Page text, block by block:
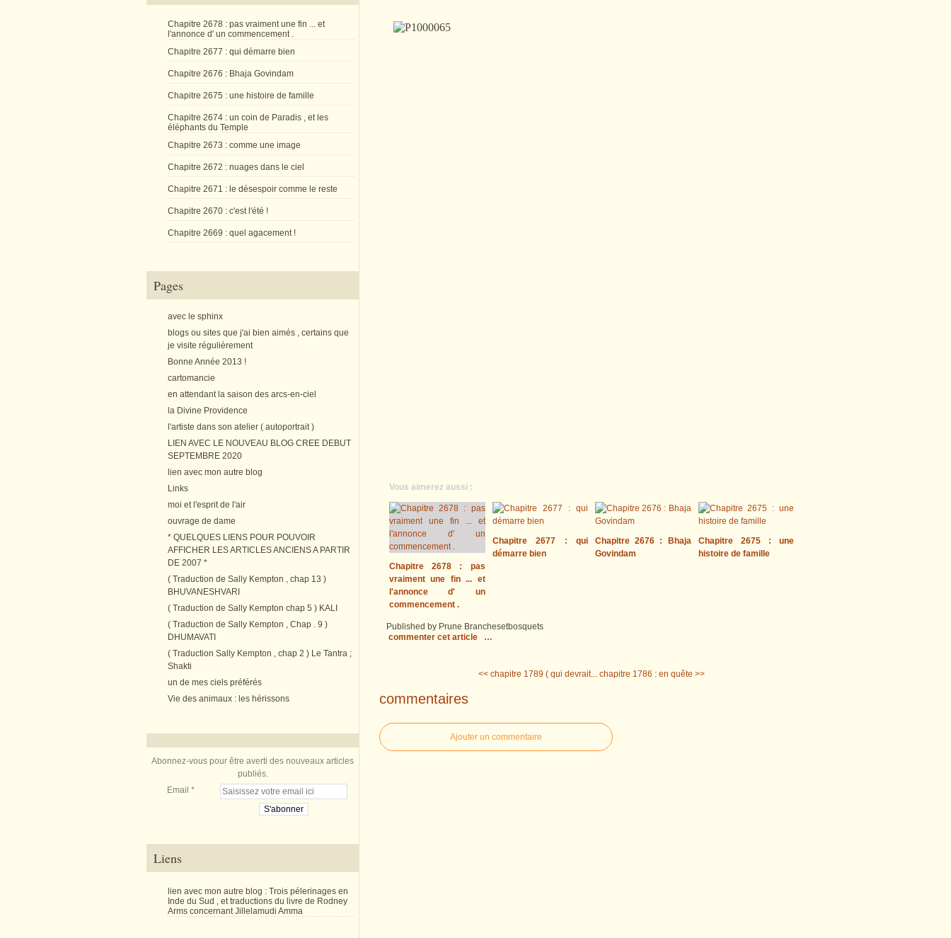
Chapitre 2678 : pas vraiment une fin ... et
l'annonce d' un commencement .
Chapitre 2677 : qui démarre bien
Chapitre 2676 : Bhaja Govindam
Chapitre 2675 : une histoire de famille
Chapitre 2674 : un coin de Paradis , et les
éléphants du Temple
Chapitre 2673 : comme une image
Chapitre 2672 : nuages dans le ciel
Chapitre 2671 : le désespoir comme le reste
Chapitre 2670 : c'est l'été !
Chapitre 2669 : quel agacement !
Pages
avec le sphinx
blogs ou sites que j'ai bien aimés , certains que
je visite régulièrement
Bonne Année 2013 !
cartomancie
en attendant la saison des arcs-en-ciel
la Divine Providence
l'artiste dans son atelier ( autoportrait )
LIEN AVEC LE NOUVEAU BLOG CREE DEBUT
SEPTEMBRE 2020
lien avec mon autre blog
Links
moi et l'esprit de l'air
ouvrage de dame
* QUELQUES LIENS POUR POUVOIR
AFFICHER LES ARTICLES ANCIENS A PARTIR
DE 2007 *
( Traduction de Sally Kempton , chap 13 )
BHUVANESHVARI
( Traduction de Sally Kempton chap 5 ) KALI
( Traduction de Sally Kempton , Chap . 9 )
DHUMAVATI
( Traduction Sally Kempton , chap 2 ) Le Tantra ;
Shakti
un de mes ciels préférés
Vie des animaux : les hérissons
Abonnez-vous pour être averti des nouveaux articles
publiés.
Email
Liens
lien avec mon autre blog : Trois pélerinages en
Inde du Sud , et traductions du livre de Rodney
Arms concernant Jillelamudi Amma
Vous aimerez aussi :
Chapitre 2678 : pas
vraiment une fin ... et
l'annonce d' un
commencement .
Chapitre 2677 : qui
démarre bien
Chapitre 2676 : Bhaja
Govindam
Chapitre 2675 : une
histoire de famille
Published by Prune Branchesetbosquets
commenter cet article
…
<< chapitre 1789 ( qui devrait... chapitre 1786 : en quête >>
commentaires
Ajouter un commentaire